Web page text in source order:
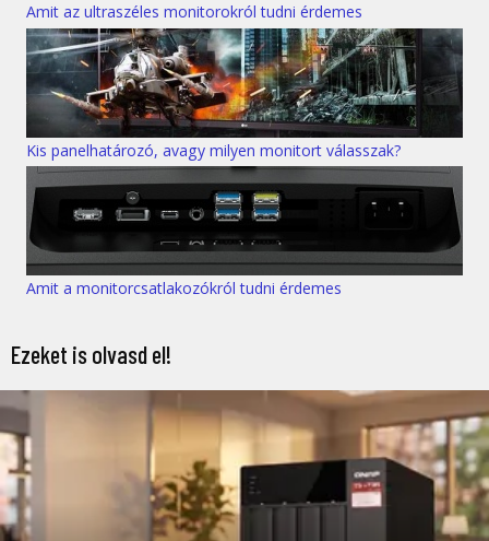
Amit az ultraszéles monitorokról tudni érdemes
Kis panelhatározó, avagy milyen monitort válasszak?
Amit a monitorcsatlakozókról tudni érdemes
Ezeket is olvasd el!